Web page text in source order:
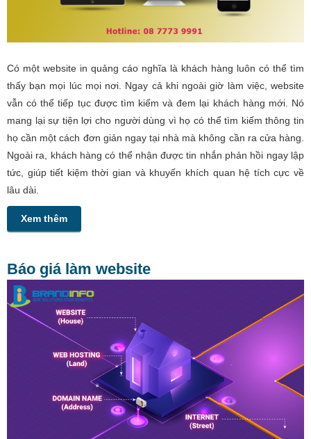
Có một website in quảng cáo nghĩa là khách hàng luôn có thể tìm
thấy bạn mọi lúc mọi nơi. Ngay cả khi ngoài giờ làm việc, website
vẫn có thể tiếp tục được tìm kiếm và đem lại khách hàng mới. Nó
mang lại sự tiện lợi cho người dùng vì họ có thể tìm kiếm thông tin
họ cần một cách đơn giản ngay tại nhà mà không cần ra cửa hàng.
Ngoài ra, khách hàng có thể nhận được tin nhắn phản hồi ngay lập
tức, giúp tiết kiệm thời gian và khuyến khích quan hệ tích cực về
lâu dài.
Xem thêm
Báo giá làm website